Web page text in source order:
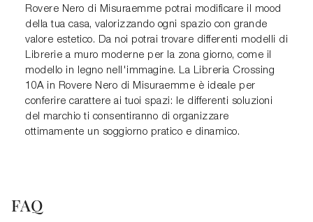
Rovere Nero di Misuraemme potrai modificare il mood
della tua casa, valorizzando ogni spazio con grande
valore estetico. Da noi potrai trovare differenti modelli di
Librerie a muro moderne per la zona giorno, come il
modello in legno nell'immagine. La Libreria Crossing
10A in Rovere Nero di Misuraemme è ideale per
conferire carattere ai tuoi spazi: le differenti soluzioni
del marchio ti consentiranno di organizzare
ottimamente un soggiorno pratico e dinamico.
FAQ